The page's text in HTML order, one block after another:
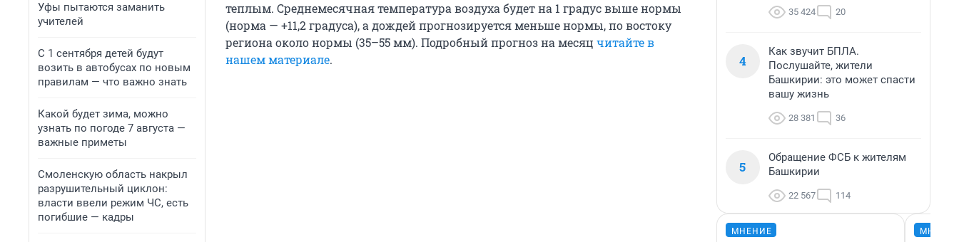
Уфы пытаются заманить
учителей
С 1 сентября детей будут
возить в автобусах по новым
правилам — что важно знать
Какой будет зима, можно
узнать по погоде 7 августа —
важные приметы
Смоленскую область накрыл
разрушительный циклон:
власти ввели режим ЧС, есть
погибшие — кадры
теплым. Среднемесячная температура воздуха будет на 1 градус выше нормы
(норма — +11,2 градуса), а дождей прогнозируется меньше нормы, по востоку
региона около нормы (35–55 мм). Подробный прогноз на месяц читайте в
нашем материале.
35 424 20
4
Как звучит БПЛА.
Послушайте, жители
Башкирии: это может спасти
вашу жизнь
28 381 36
5
Обращение ФСБ к жителям
Башкирии
22 567 114
МНЕНИЕ